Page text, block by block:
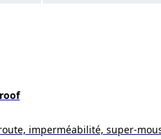
imperméabilité, super-